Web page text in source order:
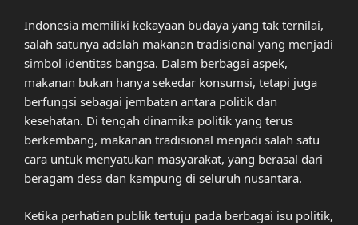
Indonesia memiliki kekayaan budaya yang tak ternilai,
salah satunya adalah makanan tradisional yang menjadi
simbol identitas bangsa. Dalam berbagai aspek,
makanan bukan hanya sekedar konsumsi, tetapi juga
berfungsi sebagai jembatan antara politik dan
kesehatan. Di tengah dinamika politik yang terus
berkembang, makanan tradisional menjadi salah satu
cara untuk menyatukan masyarakat, yang berasal dari
beragam desa dan kampung di seluruh nusantara.
Ketika perhatian publik tertuju pada berbagai isu politik,